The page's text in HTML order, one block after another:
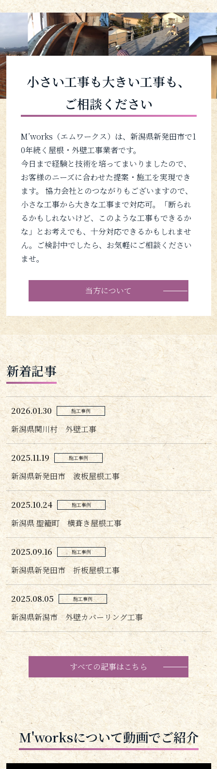
小さい工事も大きい工事も、
ご相談ください
M’works（エムワークス）は、新潟県新発田市で1
0年続く屋根・外壁工事業者です。
今日まで経験と技術を培ってまいりましたので、
お客様のニーズに合わせた提案・施工を実現でき
ます。 協力会社とのつながりもございますので、
小さな工事から大きな工事まで対応可。「断られ
るかもしれないけど、このような工事もできるか
な」とお考えでも、十分対応できるかもしれませ
ん。ご検討中でしたら、お気軽にご相談ください
ませ。
当方について
新着記事
2026.01.30 施工事例
新潟県関川村 外壁工事
2025.11.19 施工事例
新潟県新発田市 波板屋根工事
2025.10.24 施工事例
新潟県 聖籠町 横葺き屋根工事
2025.09.16 施工事例
新潟県新発田市 折板屋根工事
2025.08.05 施工事例
新潟県新潟市 外壁カバーリング工事
すべての記事はこちら
M'worksについて動画でご紹介